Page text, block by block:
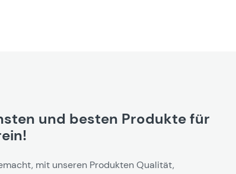
und besten Produkte für
mit unseren Produkten Qualität,